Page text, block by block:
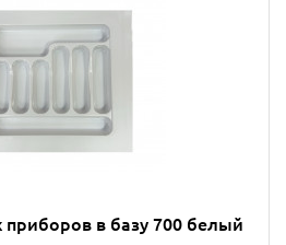
в базу 700 белый